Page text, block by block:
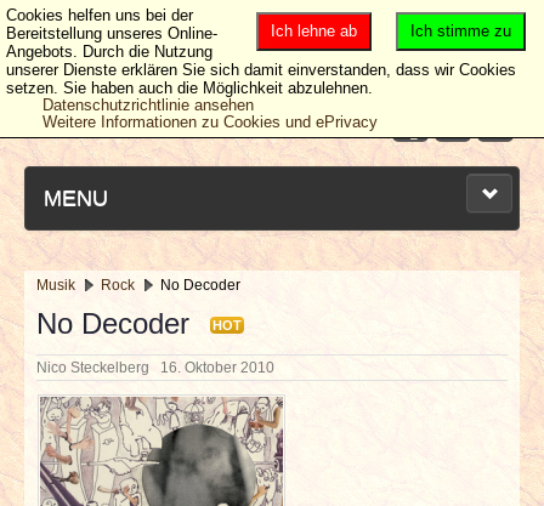
MENU
NEUESTE ARTIKEL
NEWS & DATES
BERICHTE
VERLOSUNGEN
Musik Rock No Decoder
No Decoder HOT
Nico Steckelberg 16. Oktober 2010
Ich stimme zu
Ich lehne ab
Cookies helfen uns bei der
Bereitstellung unseres Online-
Angebots. Durch die Nutzung
unserer Dienste erklären Sie sich damit einverstanden, dass wir Cookies
setzen. Sie haben auch die Möglichkeit abzulehnen.
Datenschutzrichtlinie ansehen
Weitere Informationen zu Cookies und ePrivacy